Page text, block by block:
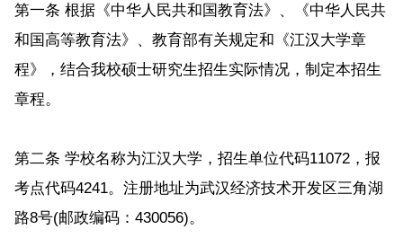
第一条 根据《中华人民共和国教育法》、《中华人民共
和国高等教育法》、教育部有关规定和《江汉大学章
程》，结合我校硕士研究生招生实际情况，制定本招生
章程。
第二条 学校名称为江汉大学，招生单位代码11072，报
考点代码4241。注册地址为武汉经济技术开发区三角湖
路8号(邮政编码：430056)。